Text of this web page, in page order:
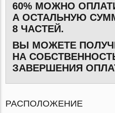
60% МОЖНО
А ОСТАЛЬНУЮ
8 ЧАСТЕЙ.
ВЫ МОЖЕТЕ
НА
ЗАВЕРШЕНИЯ
РАСПОЛОЖЕНИЕ